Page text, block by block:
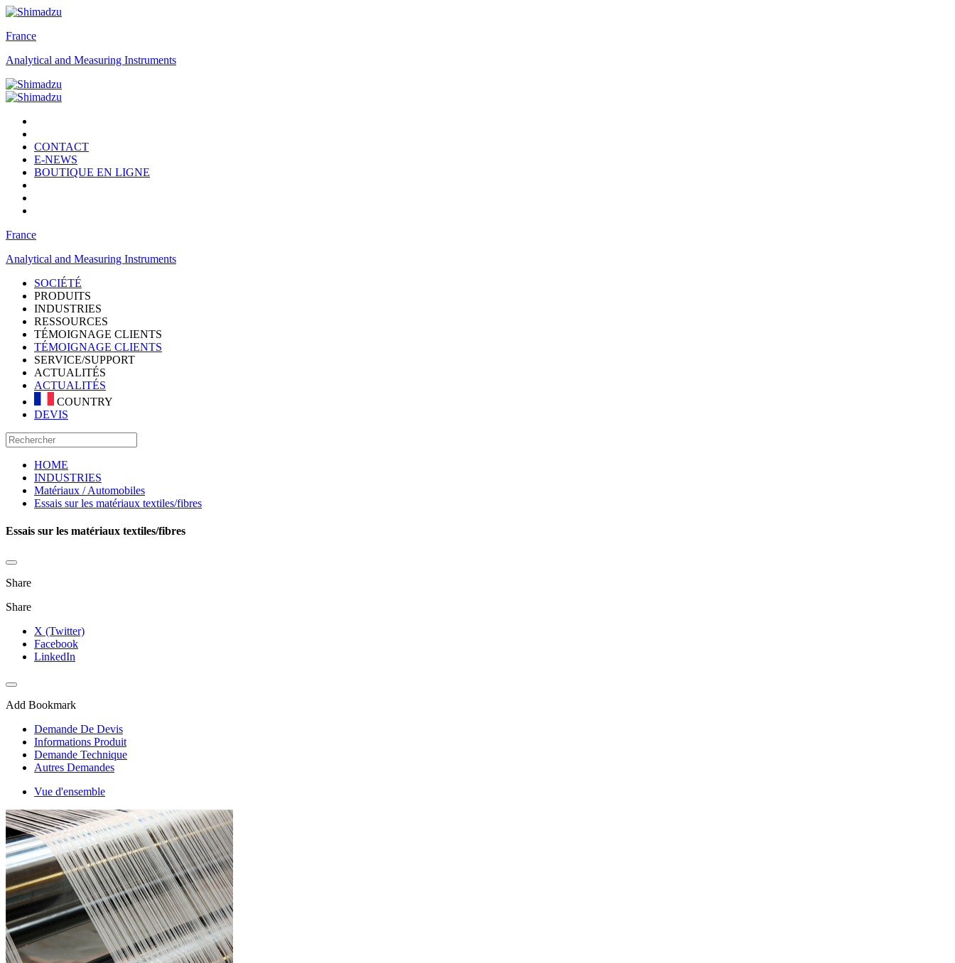
France
Analytical and Measuring Instruments
CONTACT
E-NEWS
BOUTIQUE EN LIGNE
France
Analytical and Measuring Instruments
SOCIÉTÉ
PRODUITS
INDUSTRIES
RESSOURCES
TÉMOIGNAGE CLIENTS
TÉMOIGNAGE CLIENTS
SERVICE/SUPPORT
ACTUALITÉS
ACTUALITÉS
COUNTRY
DEVIS
HOME
INDUSTRIES
Matériaux / Automobiles
Essais sur les matériaux textiles/fibres
Essais sur les matériaux textiles/fibres
Share
Share
X (Twitter)
Facebook
LinkedIn
Add Bookmark
Demande De Devis
Informations Produit
Demande Technique
Autres Demandes
Vue d'ensemble